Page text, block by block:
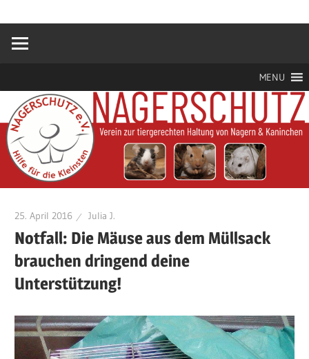
springen
Nagerschutz
für
MENU
25. April 2016 Julia J.
Notfall: Die Mäuse aus dem Müllsack
brauchen dringend deine
Unterstützung!